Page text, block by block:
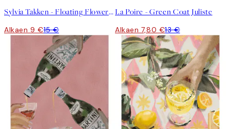
Sylvia Takken - Floating Flowers Juliste
Alkaen 9 €15 €
La Poire - Green Coat Juliste
Alkaen 7,80 €13 €